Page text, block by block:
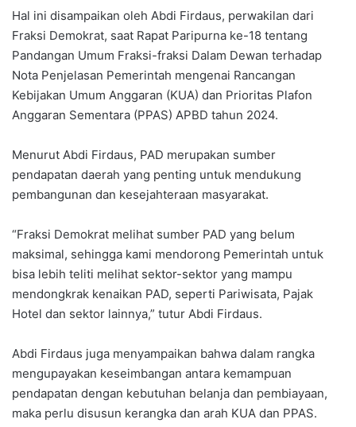
Hal ini disampaikan oleh Abdi Firdaus, perwakilan dari
Fraksi Demokrat, saat Rapat Paripurna ke-18 tentang
Pandangan Umum Fraksi-fraksi Dalam Dewan terhadap
Nota Penjelasan Pemerintah mengenai Rancangan
Kebijakan Umum Anggaran (KUA) dan Prioritas Plafon
Anggaran Sementara (PPAS) APBD tahun 2024.
Menurut Abdi Firdaus, PAD merupakan sumber
pendapatan daerah yang penting untuk mendukung
pembangunan dan kesejahteraan masyarakat.
“Fraksi Demokrat melihat sumber PAD yang belum
maksimal, sehingga kami mendorong Pemerintah untuk
bisa lebih teliti melihat sektor-sektor yang mampu
mendongkrak kenaikan PAD, seperti Pariwisata, Pajak
Hotel dan sektor lainnya,” tutur Abdi Firdaus.
Abdi Firdaus juga menyampaikan bahwa dalam rangka
mengupayakan keseimbangan antara kemampuan
pendapatan dengan kebutuhan belanja dan pembiayaan,
maka perlu disusun kerangka dan arah KUA dan PPAS.